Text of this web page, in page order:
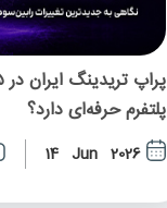
پلتفرم حرفه‌ای دارد؟
14 Jun 2026